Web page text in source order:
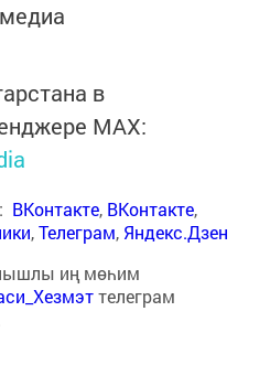
в
MАХ:
: ВКонтакте, ВКонтакте,
,Телеграм, Яндекс.Дзен
иң мөһим
телеграм